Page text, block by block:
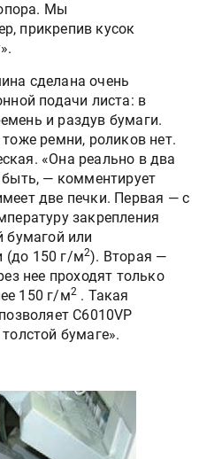
Мы
прикрепив кусок
сделана очень
подачи листа: в
и раздув бумаги.
ремни, роликов нет.
«Она реально в два
— комментирует
две печки. Первая — с
закрепления
бумагой или
(до 150 г/м2). Вторая —
нее проходят только
150 г/м2 . Такая
С6010VP
бумаге».